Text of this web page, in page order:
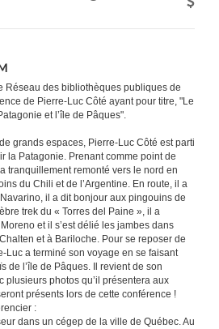
Réseau des bibliothèques publiques de
de Pierre-Luc Côté ayant pour titre, "Le
et l’île de Pâques".
grands espaces, Pierre-Luc Côté est parti
la Patagonie. Prenant comme point de
tranquillement remonté vers le nord en
du Chili et de l’Argentine. En route, il a
il a dit bonjour aux pingouins de
trek du « Torres del Paine », il a
et il s’est délié les jambes dans
et à Bariloche. Pour se reposer de
Luc a terminé son voyage en se faisant
de l’île de Pâques. Il revient de son
plusieurs photos qu’il présentera aux
présents lors de cette conférence !
:
dans un cégep de la ville de Québec. Au